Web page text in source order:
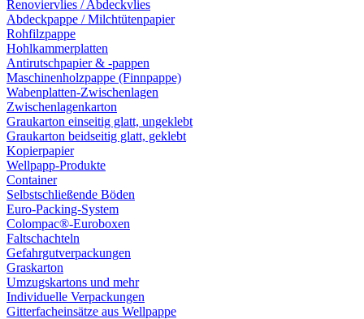
Renoviervlies / Abdeckvlies
Abdeckpappe / Milchtütenpapier
Rohfilzpappe
Hohlkammerplatten
Antirutschpapier & -pappen
Maschinenholzpappe (Finnpappe)
Wabenplatten-Zwischenlagen
Zwischenlagenkarton
Graukarton einseitig glatt, ungeklebt
Graukarton beidseitig glatt, geklebt
Kopierpapier
Wellpapp-Produkte
Container
Selbstschließende Böden
Euro-Packing-System
Colompac®-Euroboxen
Faltschachteln
Gefahrgutverpackungen
Graskarton
Umzugskartons und mehr
Individuelle Verpackungen
Gitterfacheinsätze aus Wellpappe